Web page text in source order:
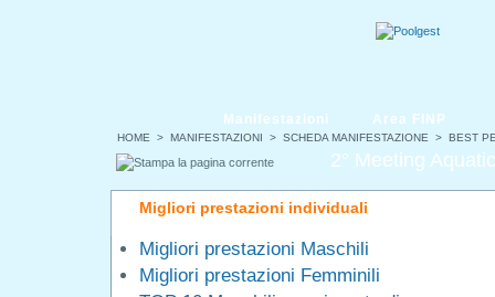
HOME > MANIFESTAZIONI > SCHEDA MANIFESTAZIONE > BEST
Manifestazioni Area FINP
2° Meeting
Migliori prestazioni individuali
Migliori prestazioni Maschili
Migliori prestazioni Femminili